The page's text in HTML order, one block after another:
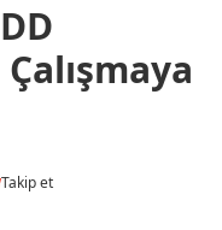
Takip et